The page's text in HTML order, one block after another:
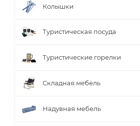
Колышки
Туристическая посуда
Туристические горелки
Складная мебель
Надувная мебель